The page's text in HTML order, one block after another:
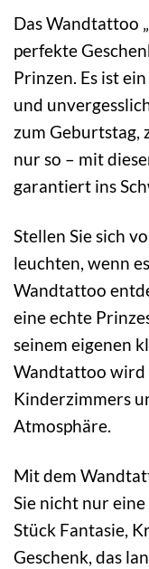
Das Wandtattoo
perfekte
Prinzen. Es ist
und
zum Geburtstag,
nur so – mit
garantiert ins
Stellen Sie sich
leuchten, wenn
Wandtattoo
eine echte
seinem eigenen
Wandtattoo wird
Kinderzimmers
Atmosphäre.
Mit dem
Sie nicht nur
Stück Fantasie,
Geschenk, das